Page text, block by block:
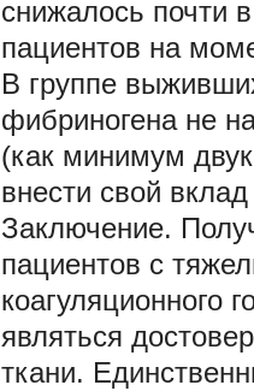
снижалось почти
пациентов на
В группе
фибриногена не
(как минимум
внести свой
Заключение.
пациентов с
являться
ткани.